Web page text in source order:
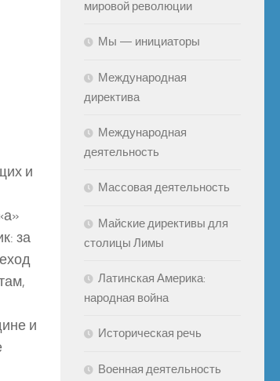
и
за
и
мировой революции
Мы — инициаторы
Международная
директива
Международная
деятельность
Массовая деятельность
Майские директивы для
столицы Лимы
Латинская Америка:
народная война
Историческая речь
Военная деятельность